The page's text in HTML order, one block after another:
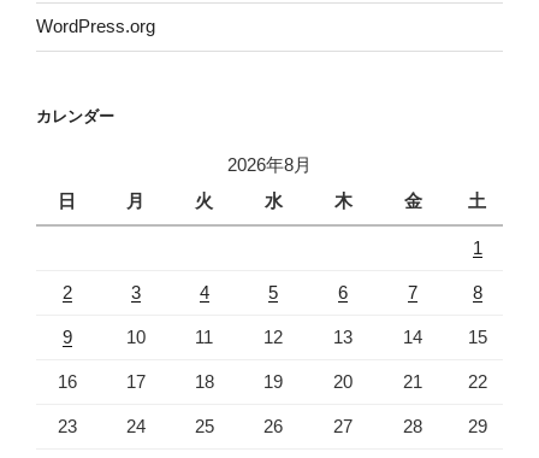
WordPress.org
カレンダー
2026年8月
日
月 火 水 木 金 土
1
2 3 4 5 6 7 8
9 10 11 12 13 14 15
16 17 18 19 20 21 22
23 24 25 26 27 28 29